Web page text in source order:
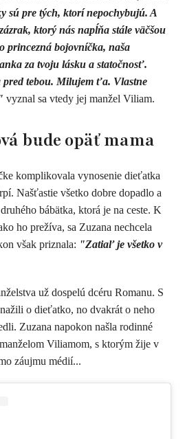
sú pre tých, ktorí nepochybujú. A
ktorý nás napĺňa stále väčšou
princezná bojovníčka, naša
za tvoju lásku a statočnosť.
pred tebou. Milujem ťa. Vlastne
vyznal sa vtedy jej manžel Viliam.
bude opäť mama
komplikovala vynosenie dieťatka
Našťastie všetko dobre dopadlo a
bábätka, ktorá je na ceste. K
ho prežíva, sa Zuzana nechcela
však priznala: "Zatiaľ je všetko v
už dospelú dcéru Romanu. S
o dieťatko, no dvakrát o neho
Zuzana napokon našla rodinné
Viliamom, s ktorým žije v
záujmu médií...